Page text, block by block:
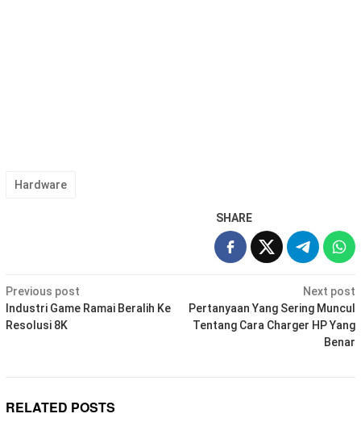
Hardware
SHARE
Post
navigation
Previous post
Industri Game Ramai Beralih Ke
Resolusi 8K
Next post
Pertanyaan Yang Sering Muncul
Tentang Cara Charger HP Yang
Benar
RELATED POSTS